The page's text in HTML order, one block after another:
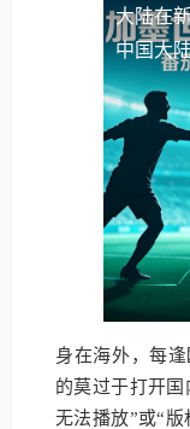
大陆在
中国大
身在海外，每
的莫过于打开
无法播放”或“